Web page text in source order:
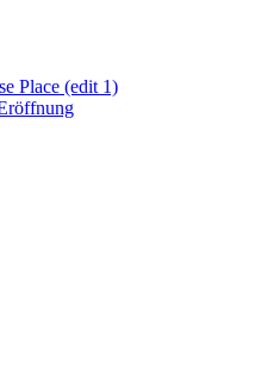
Place (edit 1)